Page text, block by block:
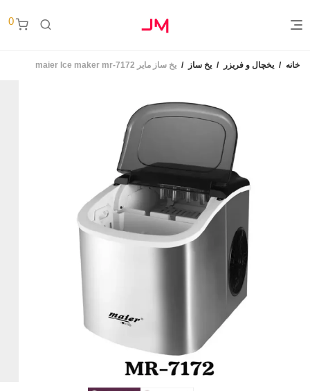
0
خانه / یخچال و فریزر / یخ ساز / یخ ساز مایر maier Ice maker mr-7172